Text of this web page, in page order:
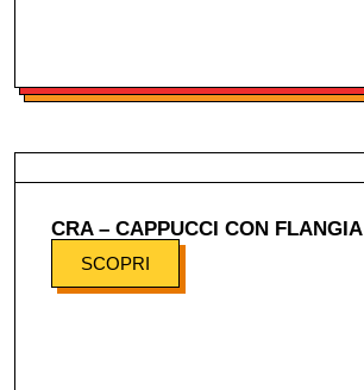
CRA – CAPPUCCI CON FLANGIA
SCOPRI